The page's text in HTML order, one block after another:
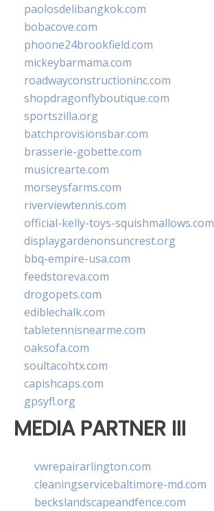
paolosdelibangkok.com
bobacove.com
phoone24brookfield.com
mickeybarmama.com
roadwayconstructioninc.com
shopdragonflyboutique.com
sportszilla.org
batchprovisionsbar.com
brasserie-gobette.com
musicrearte.com
morseysfarms.com
riverviewtennis.com
official-kelly-toys-squishmallows.com
displaygardenonsuncrest.org
bbq-empire-usa.com
feedstoreva.com
drogopets.com
ediblechalk.com
tabletennisnearme.com
oaksofa.com
soultacohtx.com
capishcaps.com
gpsyfl.org
MEDIA PARTNER III
vwrepairarlington.com
cleaningservicebaltimore-md.com
beckslandscapeandfence.com